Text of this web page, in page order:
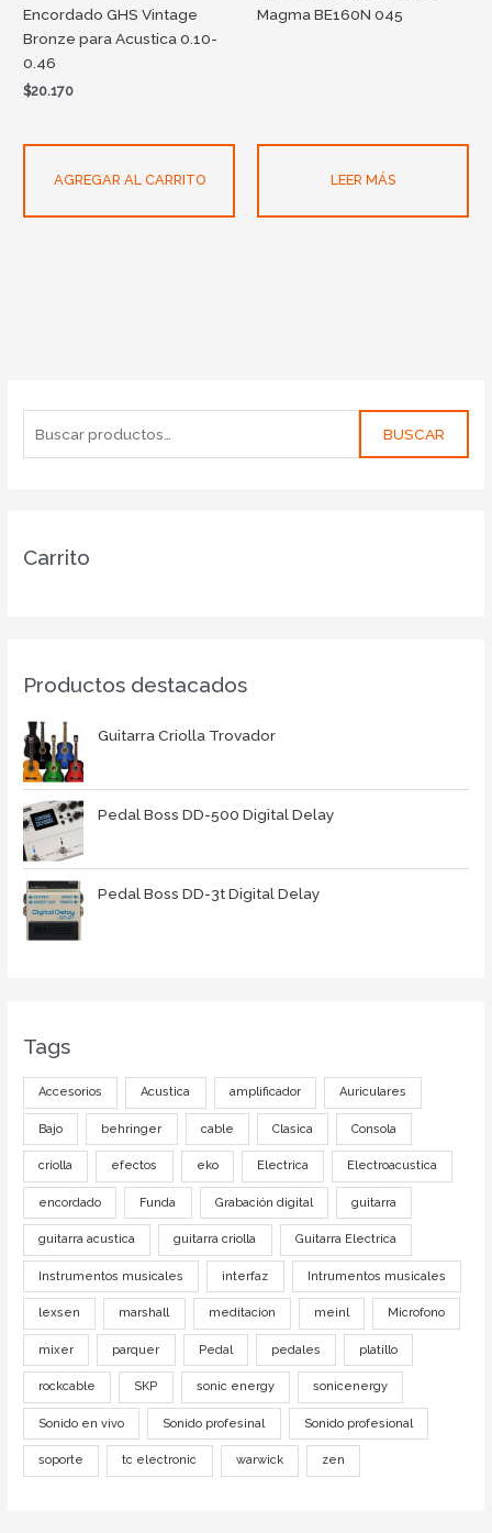
BUSCAR
Carrito
Productos destacados
Guitarra Criolla Trovador
Pedal Boss DD-500 Digital Delay
Pedal Boss DD-3t Digital Delay
Tags
Accesorios Acustica amplificador Auriculares
Bajo behringer cable Clasica Consola
criolla efectos eko Electrica Electroacustica
encordado Funda Grabación digital guitarra
guitarra acustica guitarra criolla Guitarra Electrica
Instrumentos musicales interfaz Intrumentos musicales
lexsen marshall meditacion meinl Microfono
mixer parquer Pedal pedales platillo
rockcable SKP sonic energy sonicenergy
Sonido en vivo Sonido profesinal Sonido profesional
soporte tc electronic warwick zen
Encordado GHS Vintage
Bronze para Acustica 0.10-
0.46
$20.170
AGREGAR AL CARRITO
Magma BE160N 045
LEER MÁS